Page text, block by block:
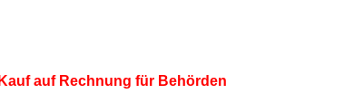
Kauf auf Rechnung für Behörden